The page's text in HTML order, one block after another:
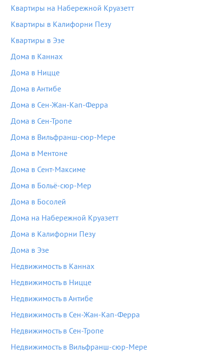
Квартиры на Набережной Круазетт
Квартиры в Калифорни Пезу
Квартиры в Эзе
Дома в Каннах
Дома в Ницце
Дома в Антибе
Дома в Сен-Жан-Кап-Ферра
Дома в Сен-Тропе
Дома в Вильфранш-сюр-Мере
Дома в Ментоне
Дома в Сент-Максиме
Дома в Больё-сюр-Мер
Дома в Босолей
Дома на Набережной Круазетт
Дома в Калифорни Пезу
Дома в Эзе
Недвижимость в Каннах
Недвижимость в Ницце
Недвижимость в Антибе
Недвижимость в Сен-Жан-Кап-Ферра
Недвижимость в Сен-Тропе
Недвижимость в Вильфранш-сюр-Мере